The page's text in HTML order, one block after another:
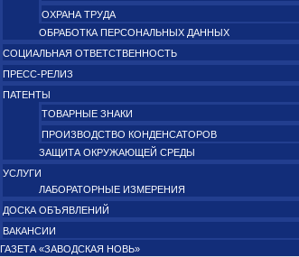
ОХРАНА ТРУДА
ОБРАБОТКА ПЕРСОНАЛЬНЫХ ДАННЫХ
СОЦИАЛЬНАЯ ОТВЕТСТВЕННОСТЬ
ПРЕСС-РЕЛИЗ
ПАТЕНТЫ
ТОВАРНЫЕ ЗНАКИ
ПРОИЗВОДСТВО КОНДЕНСАТОРОВ
ЗАЩИТА ОКРУЖАЮЩЕЙ СРЕДЫ
УСЛУГИ
ЛАБОРАТОРНЫЕ ИЗМЕРЕНИЯ
ДОСКА ОБЪЯВЛЕНИЙ
ВАКАНСИИ
ГАЗЕТА «ЗАВОДСКАЯ НОВЬ»